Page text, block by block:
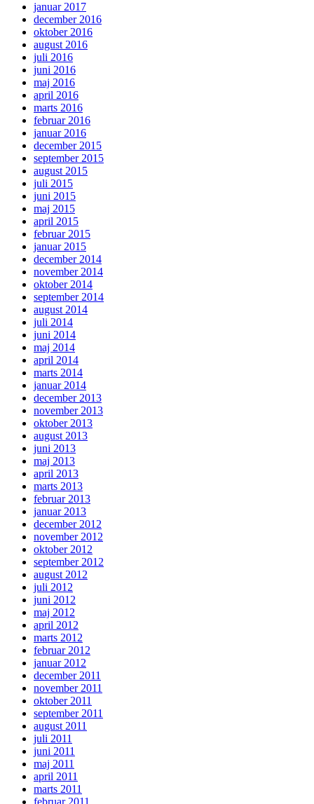
januar 2017
december 2016
oktober 2016
august 2016
juli 2016
juni 2016
maj 2016
april 2016
marts 2016
februar 2016
januar 2016
december 2015
september 2015
august 2015
juli 2015
juni 2015
maj 2015
april 2015
februar 2015
januar 2015
december 2014
november 2014
oktober 2014
september 2014
august 2014
juli 2014
juni 2014
maj 2014
april 2014
marts 2014
januar 2014
december 2013
november 2013
oktober 2013
august 2013
juni 2013
maj 2013
april 2013
marts 2013
februar 2013
januar 2013
december 2012
november 2012
oktober 2012
september 2012
august 2012
juli 2012
juni 2012
maj 2012
april 2012
marts 2012
februar 2012
januar 2012
december 2011
november 2011
oktober 2011
september 2011
august 2011
juli 2011
juni 2011
maj 2011
april 2011
marts 2011
februar 2011